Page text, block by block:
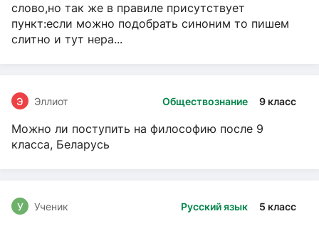
слово,но так же в правиле присутствует
пункт:если можно подобрать синоним то пишем
слитно и тут нера...
Обществознание 9 класс
Э Эллиот
Можно ли поступить на философию после 9
класса, Беларусь
Русский язык 5 класс
У Ученик